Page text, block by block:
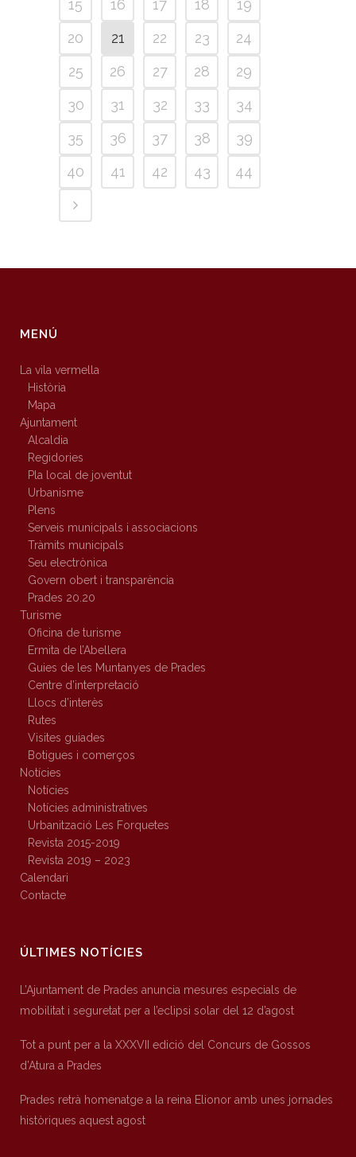
15
16 17 18
19
20
21 22 23
24
25
26 27 28
29
30
31 32 33
34
35
36 37 38
39
40
41 42 43 44
MENÚ
La vila vermella
Història
Mapa
Ajuntament
Alcaldia
Regidories
Pla local de joventut
Urbanisme
Plens
Serveis municipals i associacions
Tràmits municipals
Seu electrònica
Govern obert i transparència
Prades 20.20
Turisme
Oficina de turisme
Ermita de l’Abellera
Guies de les Muntanyes de Prades
Centre d’interpretació
Llocs d’interès
Rutes
Visites guiades
Botigues i comerços
Notícies
Notícies
Notícies administratives
Urbanització Les Forquetes
Revista 2015-2019
Revista 2019 – 2023
Calendari
Contacte
ÚLTIMES NOTÍCIES
L’Ajuntament de Prades anuncia mesures especials de
mobilitat i seguretat per a l’eclipsi solar del 12 d’agost
Tot a punt per a la XXXVII edició del Concurs de Gossos
d’Atura a Prades
Prades retrà homenatge a la reina Elionor amb unes jornades
històriques aquest agost